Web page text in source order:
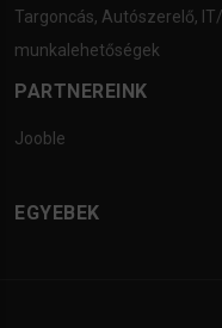
Targoncás, Autószerelő,
munkalehetőségek
PARTNEREINK
Jooble
EGYEBEK